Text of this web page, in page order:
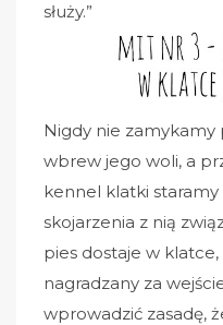
służy.”
Nigdy nie zamykamy
wbrew jego woli, a
kennel klatki
skojarzenia z nią
pies dostaje w
nagradzany za
wprowadzić zasadę,